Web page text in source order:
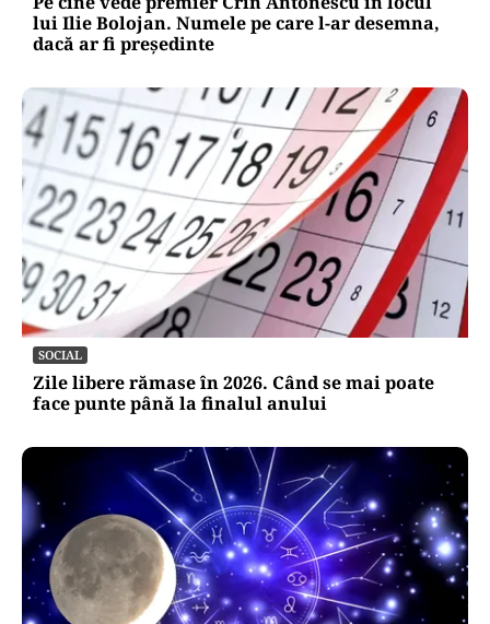
lui Ilie Bolojan. Numele pe care l-ar desemna,
dacă ar fi președinte
SOCIAL
Zile libere rămase în 2026. Când se mai poate
face punte până la finalul anului